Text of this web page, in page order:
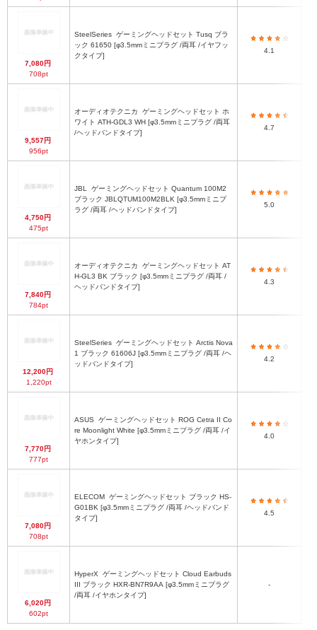
7,080円
708pt
SteelSeries
ック 61650 [φ3.5mmミニプラグ /両耳 /イヤフッ
クタイプ]
4.1
9,557円
956pt
オーディオテクニカ
ワイト ATH-GDL3 WH [φ3.5mmミニプラグ /両耳
/ヘッドバンドタイプ]
4.7
4,750円
475pt
JBL
ブラック JBLQTUM100M2BLK [φ3.5mmミニプ
ラグ /両耳 /ヘッドバンドタイプ]
5.0
7,840円
784pt
オーディオテクニカ
H-GL3 BK ブラック [φ3.5mmミニプラグ /両耳 /
ヘッドバンドタイプ]
4.3
12,200円
1,220pt
SteelSeries
1 ブラック 61606J [φ3.5mmミニプラグ /両耳 /ヘ
ッドバンドタイプ]
4.2
7,770円
777pt
ASUS
re Moonlight White [φ3.5mmミニプラグ /両耳 /イ
ヤホンタイプ]
4.0
7,080円
708pt
ELECOM
G01BK [φ3.5mmミニプラグ /両耳 /ヘッドバンド
タイプ]
4.5
6,020円
602pt
HyperX
III ブラック HXR-BN7R9AA [φ3.5mmミニプラグ
/両耳 /イヤホンタイプ]
-